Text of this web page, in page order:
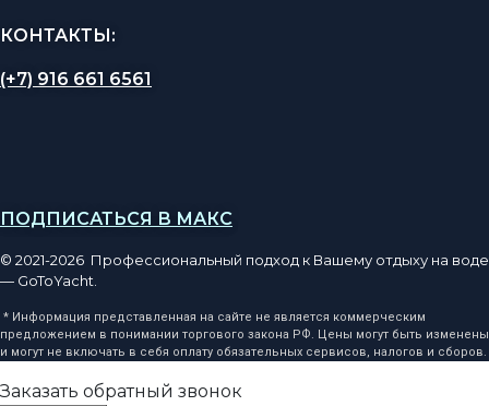
КОНТАКТЫ:
(+7) 916 661 6561
ПОДПИСАТЬСЯ В МАКС
© 2021-2026 Профессиональный подход к Вашему отдыху на воде
— GoToYacht.
* Информация представленная на сайте не является коммерческим
предложением в понимании торгового закона РФ. Цены могут быть изменены
и могут не включать в себя оплату обязательных сервисов, налогов и сборов.
Заказать обратный звонок